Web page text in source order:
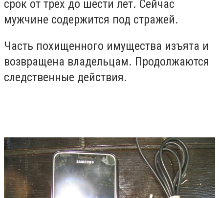
срок от трех до шести лет. Сейчас
мужчине содержится под стражей.
Часть похищенного имущества изъята и
возвращена владельцам. Продолжаются
следственные действия.